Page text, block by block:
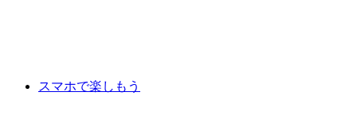
スマホで楽しもう